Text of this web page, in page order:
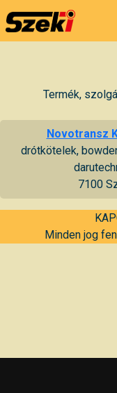
Termék,
Novotransz
drótkötelek,
7100
Minden jog